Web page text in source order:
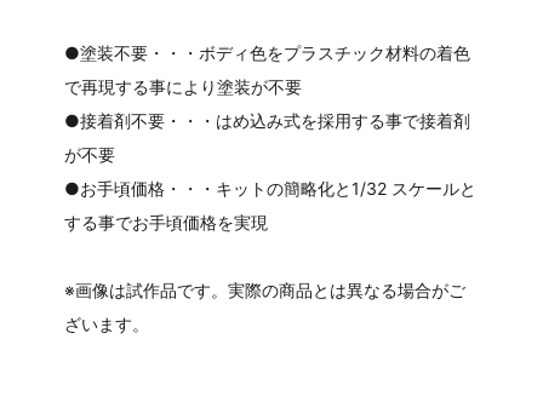
●塗装不要・・・ボディ色をプラスチック材料の着色
で再現する事により塗装が不要
●接着剤不要・・・はめ込み式を採用する事で接着剤
が不要
●お手頃価格・・・キットの簡略化と1/32 スケールと
する事でお手頃価格を実現
※画像は試作品です。実際の商品とは異なる場合がご
ざいます。